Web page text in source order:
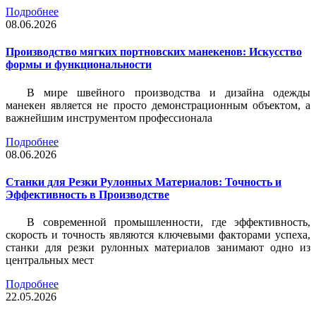
Подробнее
08.06.2026
Производство мягких портновских манекенов: Искусство
формы и функциональности
В мире швейного производства и дизайна одежды
манекен является не просто демонстрационным объектом, а
важнейшим инструментом профессионала
Подробнее
08.06.2026
Станки для Резки Рулонных Материалов: Точность и
Эффективность в Производстве
В современной промышленности, где эффективность,
скорость и точность являются ключевыми факторами успеха,
станки для резки рулонных материалов занимают одно из
центральных мест
Подробнее
22.05.2026